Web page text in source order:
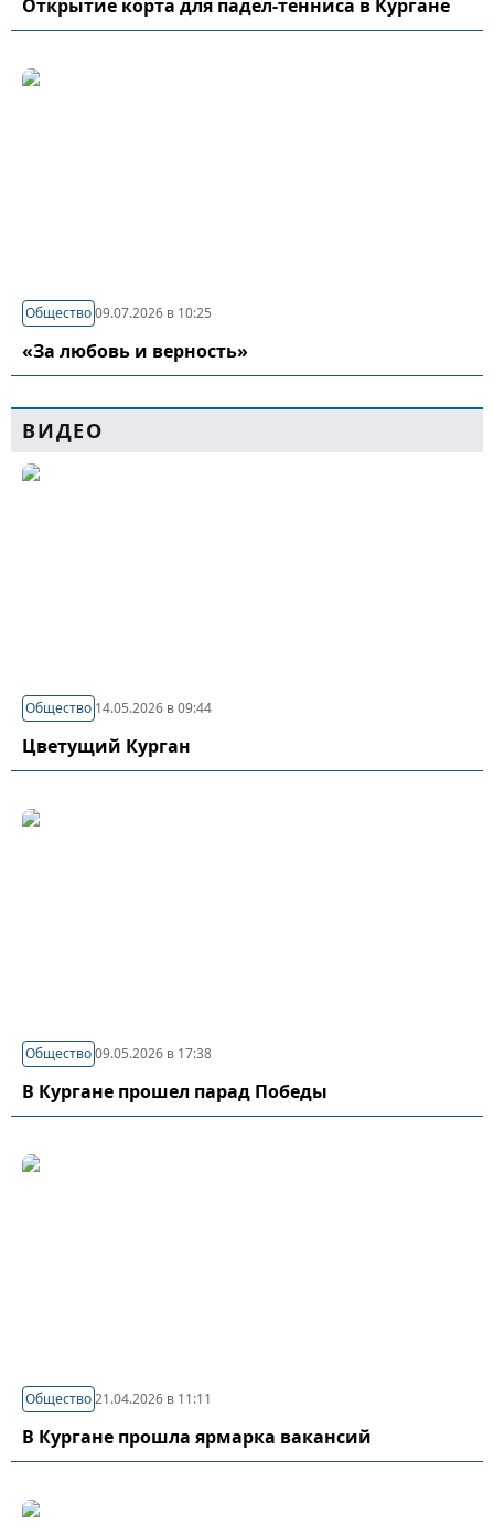
Открытие корта для падел-тенниса в Кургане
Общество09.07.2026 в 10:25
«За любовь и верность»
ВИДЕО
Общество 14.05.2026 в 09:44
Цветущий Курган
Общество09.05.2026 в 17:38
В Кургане прошел парад Победы
Общество21.04.2026 в 11:11
В Кургане прошла ярмарка вакансий